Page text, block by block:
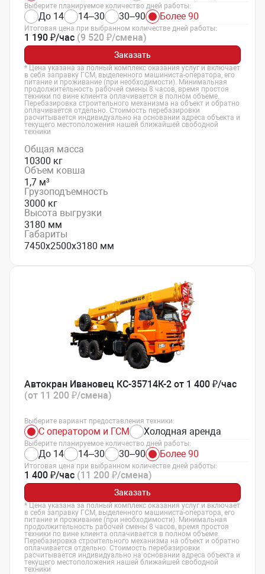
Выберите планируемое количество дней работы:
До 14 14–30 30–90 Более 90
Итоговая цена при выбранном количестве дней работы:
1 190 ₽/час (9 520 ₽/смена)
Заказать
* Цена указана за полный комплекс оказания услуг и включает
в себя заправку ГСМ, выделенного машиниста-оператора, его
питание и проживание (при необходимости). Минимальная
продолжительность рабочей смены 8 часов, время простоя
техники по вине клиента оплачивается в полном объеме.
Перебазировка строительного механизма на объект и обратно
оплачивается отдельно. Стоимость перебазировки
расчитывается индивидуально на основании адреса объекта и
текущего местоположения нашей ближайшей свободной
техники
Общая масса
10300 кг
Объем ковша
1,7 м³
Грузоподъемность
3000 кг
Высота выгрузки
3180 мм
Габариты
7450х2500х3180 мм
Автокран Ивановец КС-35714К-2 от 1 400 ₽/час
(от 11 200 ₽/смена)
Выберите вариант предоставления техники:
С оператором и ГСМ Холодная аренда
Выберите планируемое количество дней работы:
До 14 14–30 30–90 Более 90
Итоговая цена при выбранном количестве дней работы:
1 400 ₽/час (11 200 ₽/смена)
Заказать
* Цена указана за полный комплекс оказания услуг и включает
в себя заправку ГСМ, выделенного машиниста-оператора, его
питание и проживание (при необходимости). Минимальная
продолжительность рабочей смены 8 часов, время простоя
техники по вине клиента оплачивается в полном объеме.
Перебазировка строительного механизма на объект и обратно
оплачивается отдельно. Стоимость перебазировки
расчитывается индивидуально на основании адреса объекта и
текущего местоположения нашей ближайшей свободной
техники